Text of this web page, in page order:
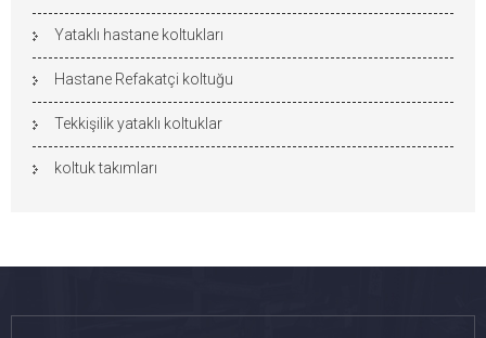
Yataklı hastane koltukları
Hastane Refakatçi koltuğu
Tekkişilik yataklı koltuklar
koltuk takımları